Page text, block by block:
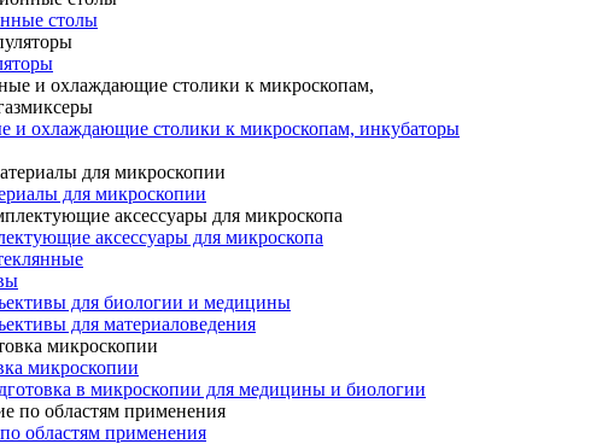
столы
и охлаждающие столики к микроскопам, инкубаторы
для микроскопии
аксессуары для микроскопа
для биологии и медицины
для материаловедения
микроскопии
в микроскопии для медицины и биологии
областям применения